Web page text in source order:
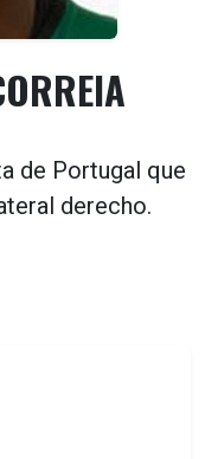
de Portugal que
derecho.